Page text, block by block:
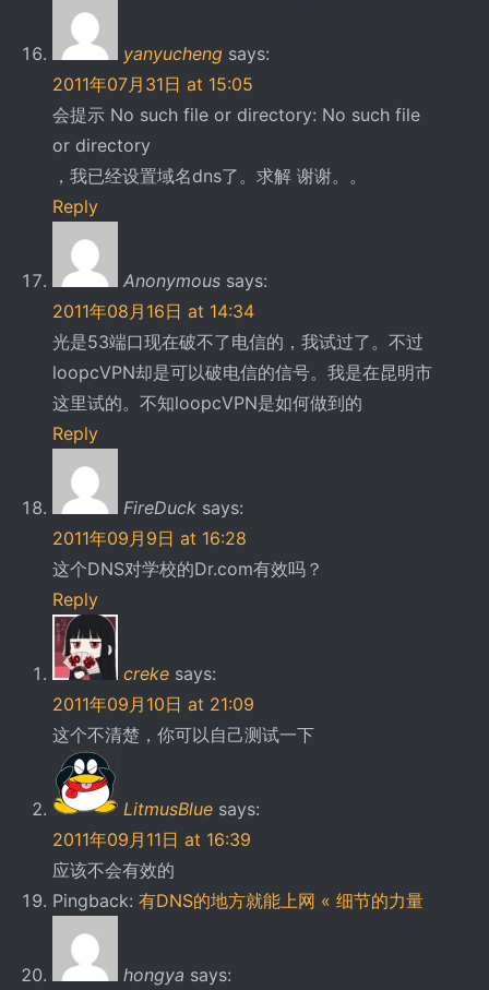
yanyucheng says:
2011年07月31日 at 15:05
会提示 No such file or directory: No such file
or directory
，我已经设置域名dns了。求解 谢谢。。
Reply
Anonymous says:
2011年08月16日 at 14:34
光是53端口现在破不了电信的，我试过了。不过
loopcVPN却是可以破电信的信号。我是在昆明市
这里试的。不知loopcVPN是如何做到的
Reply
FireDuck says:
2011年09月9日 at 16:28
这个DNS对学校的Dr.com有效吗？
Reply
creke says:
2011年09月10日 at 21:09
这个不清楚，你可以自己测试一下
LitmusBlue says:
2011年09月11日 at 16:39
应该不会有效的
Pingback: 有DNS的地方就能上网 « 细节的力量
hongya says: